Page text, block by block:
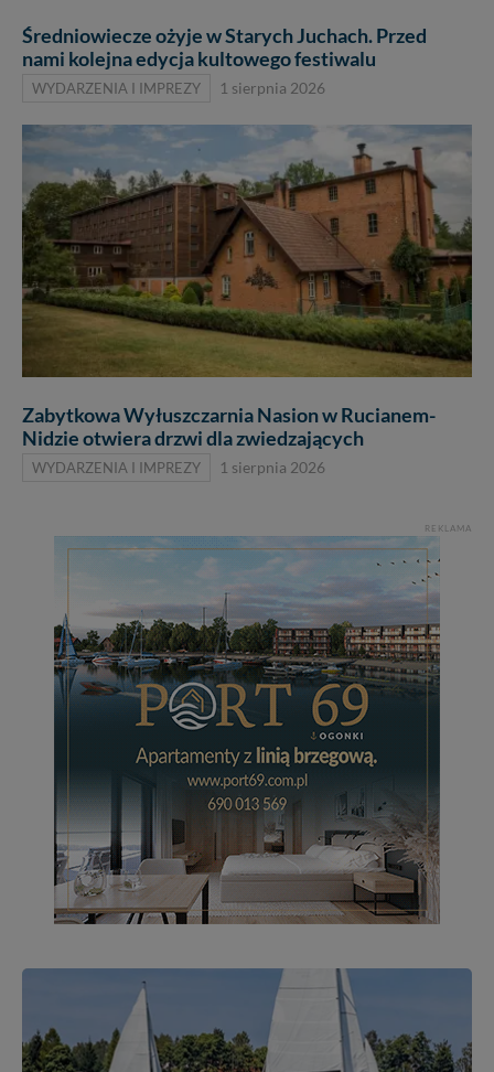
Średniowiecze ożyje w Starych Juchach. Przed
nami kolejna edycja kultowego festiwalu
WYDARZENIA I IMPREZY 1 sierpnia 2026
Zabytkowa Wyłuszczarnia Nasion w Rucianem-
Nidzie otwiera drzwi dla zwiedzających
WYDARZENIA I IMPREZY 1 sierpnia 2026
REKLAMA